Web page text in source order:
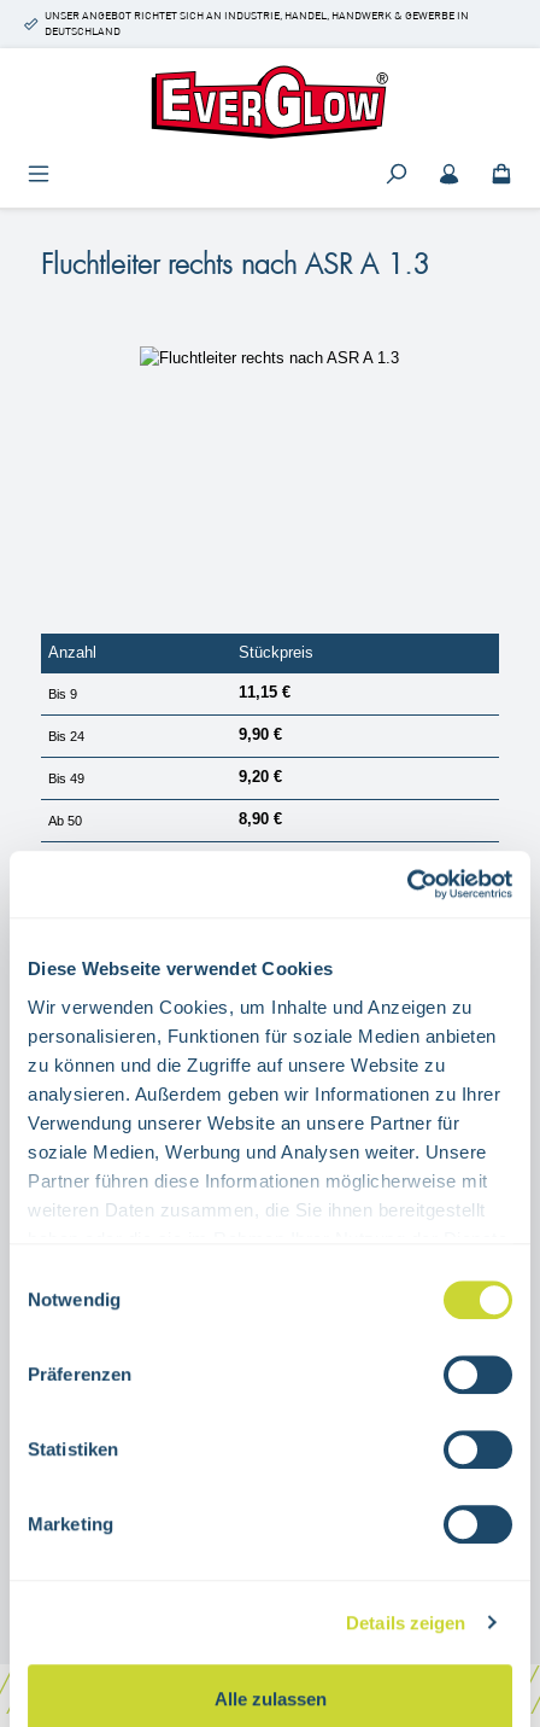
Diese Webseite verwendet Cookies
Wir verwenden Cookies, um Inhalte und Anzeigen zu
personalisieren, Funktionen für soziale Medien anbieten
zu können und die Zugriffe auf unsere Website zu
analysieren. Außerdem geben wir Informationen zu Ihrer
Verwendung unserer Website an unsere Partner für
soziale Medien, Werbung und Analysen weiter. Unsere
Partner führen diese Informationen möglicherweise mit
weiteren Daten zusammen, die Sie ihnen bereitgestellt
Notwendig
Präferenzen
Statistiken
Marketing
Details zeigen
Alle zulassen
Zum Hauptinhalt springen
UNSER ANGEBOT RICHTET SICH AN INDUSTRIE, HANDEL, HANDWERK & GEWERBE IN
DEUTSCHLAND
Fluchtleiter rechts nach ASR A 1.3
Bildergalerie überspringen
Anzahl Stückpreis
Bis9 11,15 €
Bis24 9,90 €
Bis49 9,20 €
Ab50 8,90 €
Richtung auswählen
RECHTS
LINKS
Produkt Anzahl: Gib den gewünschten Wert ein oder benutze die Schaltflächen um die Anzahl
Beschreibung
rechts oder linkszur Nutzung in
selbstklebende F…